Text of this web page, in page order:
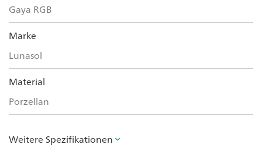
Gaya RGB
Marke
Lunasol
Material
Porzellan
Weitere Spezifikationen